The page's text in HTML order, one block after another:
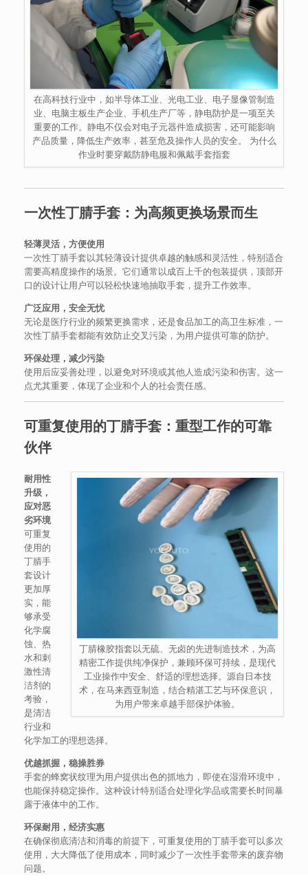
在高科技行业中，如半导体工业、光电工业、电子显像管制造
业、电脑主板生产企业、手机生产厂等，静电防护是一项至关
重要的工作。静电不仅会对电子元器件造成损害，还可能影响
产品质量，降低生产效率，甚至危及操作人员的安全。 为什么
作业时要穿戴防静电服和佩戴手套指套
一次性丁腈手套：为高频更换场景而生
轻薄灵活，方便使用
一次性丁腈手套以其轻薄设计提供卓越的触感和灵活性，特别适合
需要高精度操作的场景。它们通常以成百上千的包装提供，顶部开
口的设计让用户可以轻松快速地抽取手套，提升工作效率。
广泛应用，安全无忧
无论是医疗行业的频繁更换需求，还是食品加工的高卫生标准，一
次性丁腈手套都能有效防止交叉污染，为用户提供可靠的防护。
环保处理，减少污染
使用后应妥善处理，以避免对环境或其他人造成污染和伤害。这一
点尤其重要，体现了企业和个人的社会责任感。
可重复使用的丁腈手套：重型工作的可靠
伙伴
丁腈橡胶指套以无硫、无卤的先进制造技术，为高
精密工作提供纯净保护，兼顾环保可持续，是现代
工业操作中安全、舒适的理想选择。源自日本技
术，在马来西亚制造，结合精湛工艺与环保意识，
为用户带来卓越手部保护体验。
耐用性
升级，
应对恶
劣环境
可重复
使用的
丁腈手
套设计
更加厚
实，能
够承受
化学腐
蚀、热
水和刺
激性清
洁剂的
考验，
是清洁
行业和
化学加工的理想选择。
优越抓握，稳操胜券
手套的蜂窝状纹理为用户提供出色的抓地力，即使在湿滑环境中，
也能保持稳定操作。这种设计特别适合处理化学品或需要长时间暴
露于液体中的工作。
环保耐用，经济实惠
在确保彻底清洁和消毒的前提下，可重复使用的丁腈手套可以多次
使用，大大降低了使用成本，同时减少了一次性手套带来的废弃物
问题。